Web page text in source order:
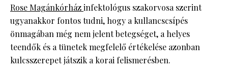
Rose Magánkórházinfektológus szakorvosa szerint
ugyanakkor fontos tudni, hogy a kullancscsípés
önmagában még nem jelent betegséget, a helyes
teendők és a tünetek megfelelő értékelése azonban
kulcsszerepet játszik a korai felismerésben.